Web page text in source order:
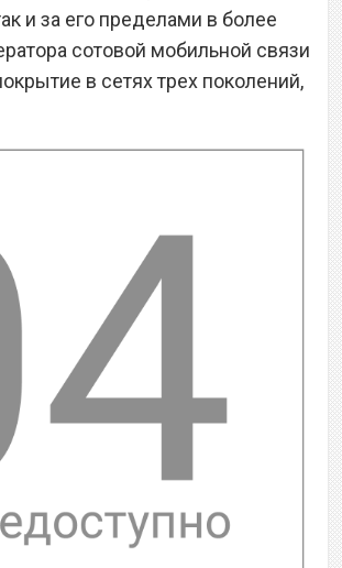
и за его пределами в более
сотовой мобильной связи
в сетях трех поколений,